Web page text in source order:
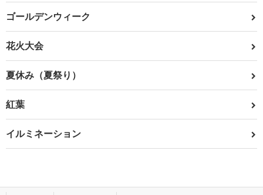
ゴールデンウィーク
花火大会
夏休み（夏祭り）
紅葉
イルミネーション